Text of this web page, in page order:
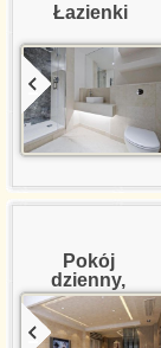
Łazienki
Pokój
dzienny,
salon